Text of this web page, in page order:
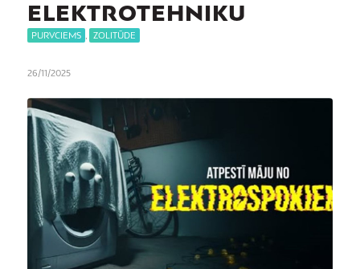
ELEKTROTEHNIKU
PURVCIEMS ZOLITŪDE
26/11/2025